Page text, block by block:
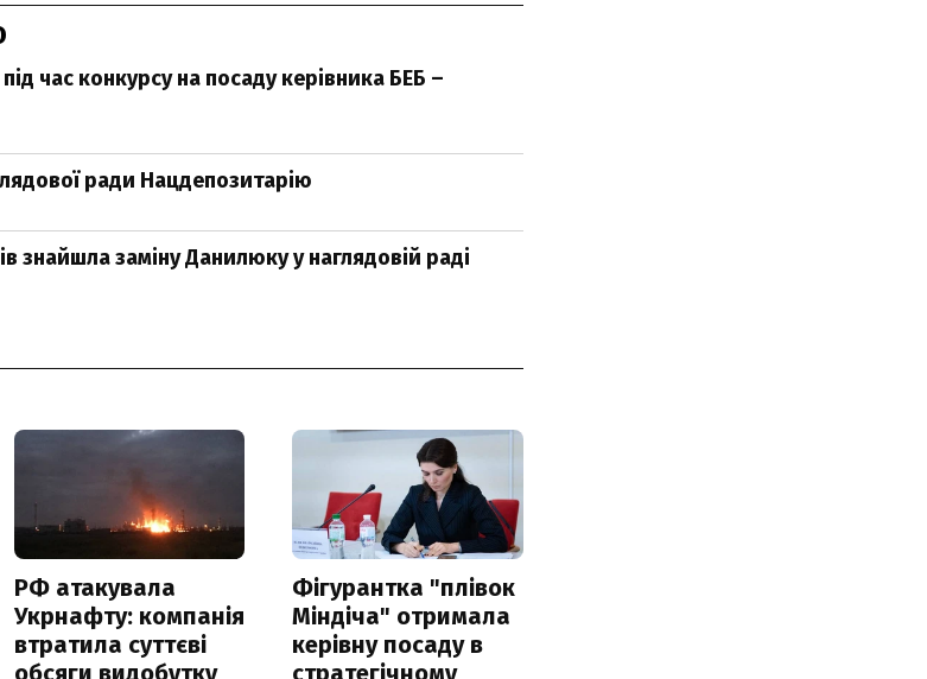
час конкурсу на посаду керівника БЕБ –
ради Нацдепозитарію
знайшла заміну Данилюку у наглядовій раді
РФ атакувала
Укрнафту: компанія
втратила суттєві
обсяги видобутку
Фігурантка "плівок
Міндіча" отримала
керівну посаду в
стратегічному